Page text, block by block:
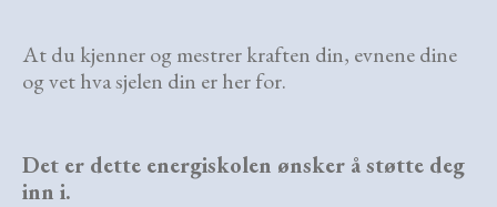
At du kjenner og mestrer kraften din, evnene dine
og vet hva sjelen din er her for.
Det er dette energiskolen ønsker å støtte deg
inn i.